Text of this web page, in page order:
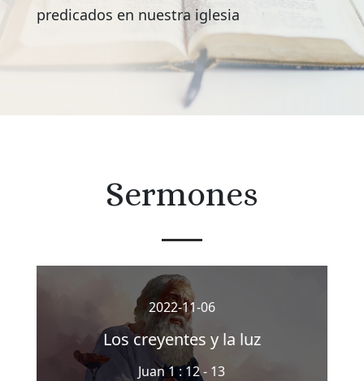
predicados en nuestra iglesia
Sermones
2022-11-06
Los creyentes y la luz
Juan 1 : 12 - 13